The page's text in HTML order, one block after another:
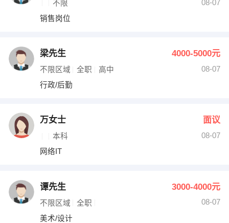
不限
08-07
销售岗位
梁先生 4000-5000元
不限区域 全职 高中
08-07
行政/后勤
万女士 面议
本科
08-07
网络IT
谭先生 3000-4000元
不限区域 全职
08-07
美术/设计